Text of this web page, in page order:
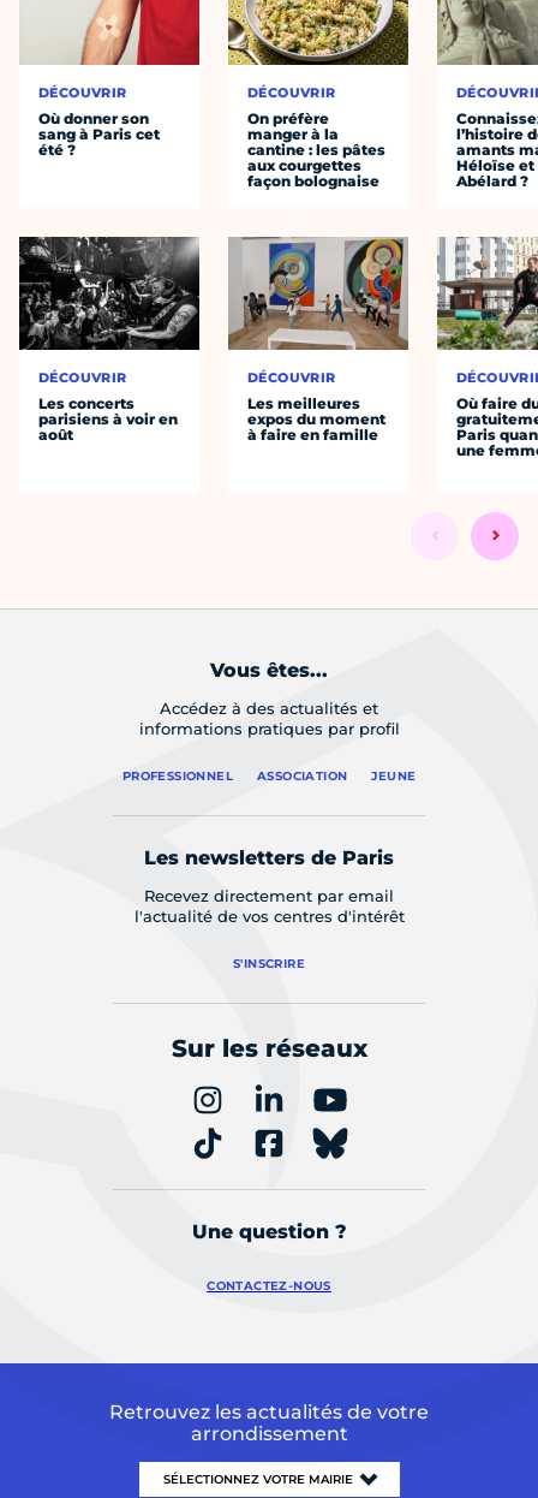
DÉCOUVRIR
Où donner son
sang à Paris cet
été ?
DÉCOUVRIR
Les concerts
parisiens à voir en
août
DÉCOUVRIR
On préfère
manger à la
cantine : les pâtes
aux courgettes
façon bolognaise
DÉCOUVRIR
Les meilleures
expos du moment
à faire en famille
l’histoire
amants
Héloïse et
Abélard ?
Où faire
Paris
une
Vous êtes...
Accédez à des actualités et
informations pratiques par profil
PROFESSIONNEL ASSOCIATION JEUNE
Les newsletters de Paris
Recevez directement par email
l'actualité de vos centres d'intérêt
S'INSCRIRE
Sur les réseaux
Une question ?
CONTACTEZ-NOUS
Retrouvez les actualités de votre
arrondissement